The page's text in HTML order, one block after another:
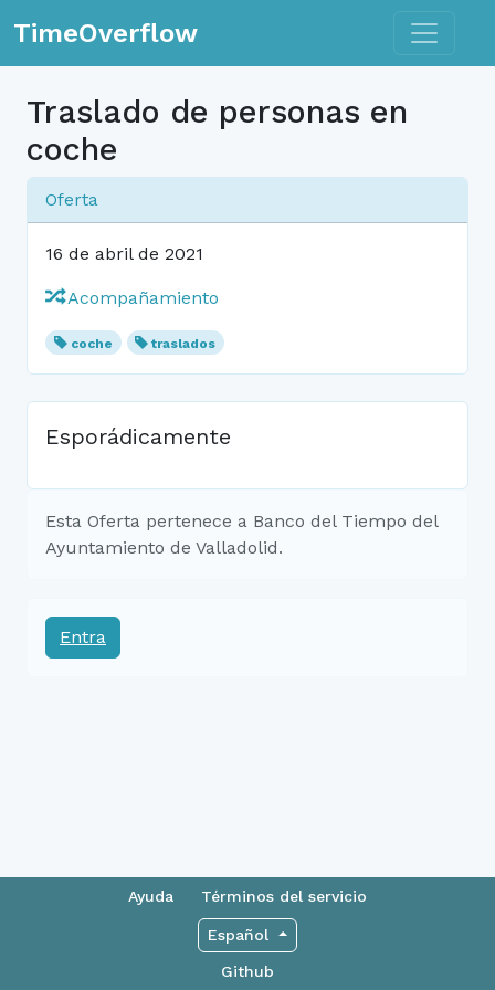
TimeOverflow Toggle
Traslado de personas en
coche
Oferta
16 de abril de 2021
Acompañamiento
coche traslados
Esporádicamente
Esta Oferta pertenece a Banco del Tiempo del
Ayuntamiento de Valladolid.
Entra
Ayuda Términos del servicio
Español
Github